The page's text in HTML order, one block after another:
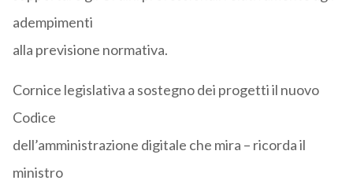
adempimenti
alla previsione normativa.
Cornice legislativa a sostegno dei progetti il nuovo
Codice
dell’amministrazione digitale che mira – ricorda il
ministro